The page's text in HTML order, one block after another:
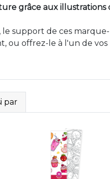
grâce aux illustrations
support de ces
ou offrez-le à l'un de
par